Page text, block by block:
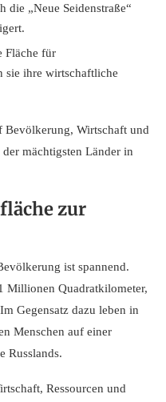
die „Neue Seidenstraße“
Fläche für
sie ihre wirtschaftliche
Wirtschaft und
mächtigsten Länder in
zur
ist spannend.
Millionen Quadratkilometer,
Gegensatz dazu leben in
Menschen auf einer
Russlands.
Ressourcen und